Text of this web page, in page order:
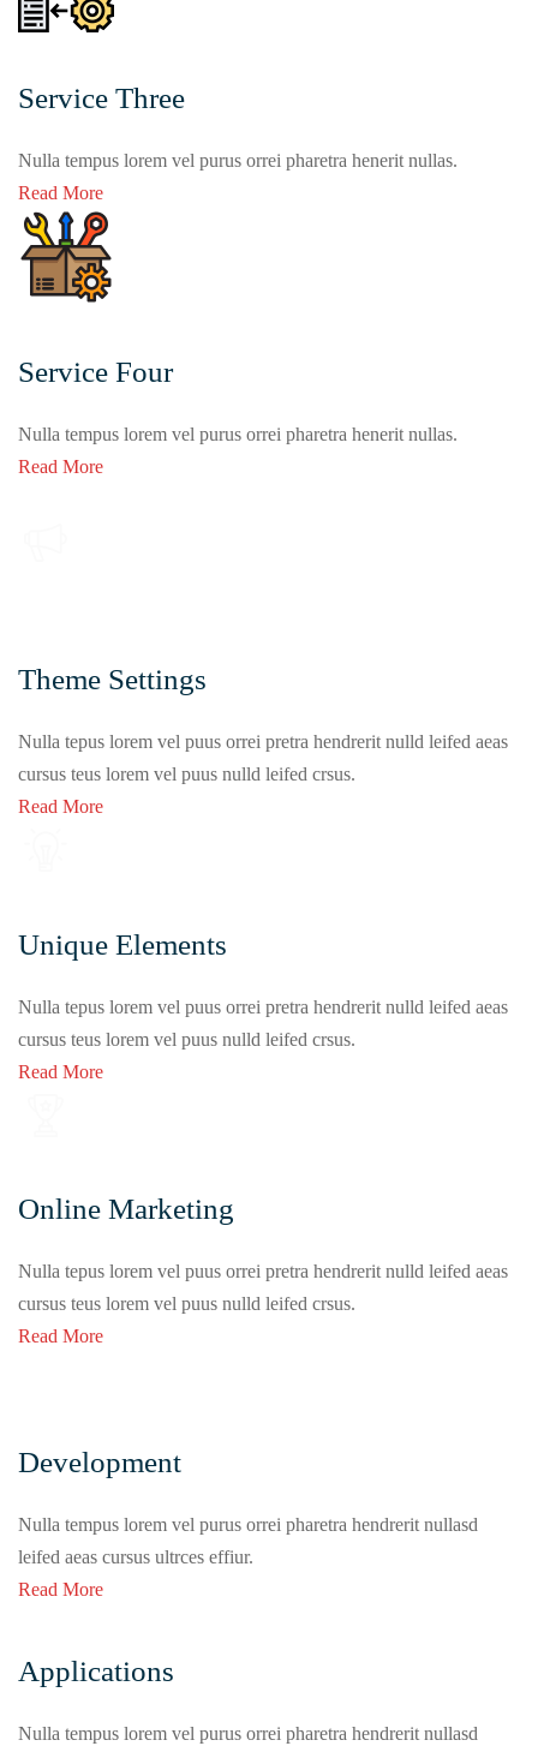
Service Three
Nulla tempus lorem vel purus orrei pharetra henerit nullas.
Read More
Service Four
Nulla tempus lorem vel purus orrei pharetra henerit nullas.
Read More
Theme Settings
Nulla tepus lorem vel puus orrei pretra hendrerit nulld leifed aeas
cursus teus lorem vel puus nulld leifed crsus.
Read More
Unique Elements
Nulla tepus lorem vel puus orrei pretra hendrerit nulld leifed aeas
cursus teus lorem vel puus nulld leifed crsus.
Read More
Online Marketing
Nulla tepus lorem vel puus orrei pretra hendrerit nulld leifed aeas
cursus teus lorem vel puus nulld leifed crsus.
Read More
Development
Nulla tempus lorem vel purus orrei pharetra hendrerit nullasd
leifed aeas cursus ultrces effiur.
Read More
Applications
Nulla tempus lorem vel purus orrei pharetra hendrerit nullasd